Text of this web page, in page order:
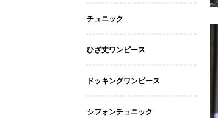
チュニック
ひざ丈ワンピース
ドッキングワンピース
シフォンチュニック